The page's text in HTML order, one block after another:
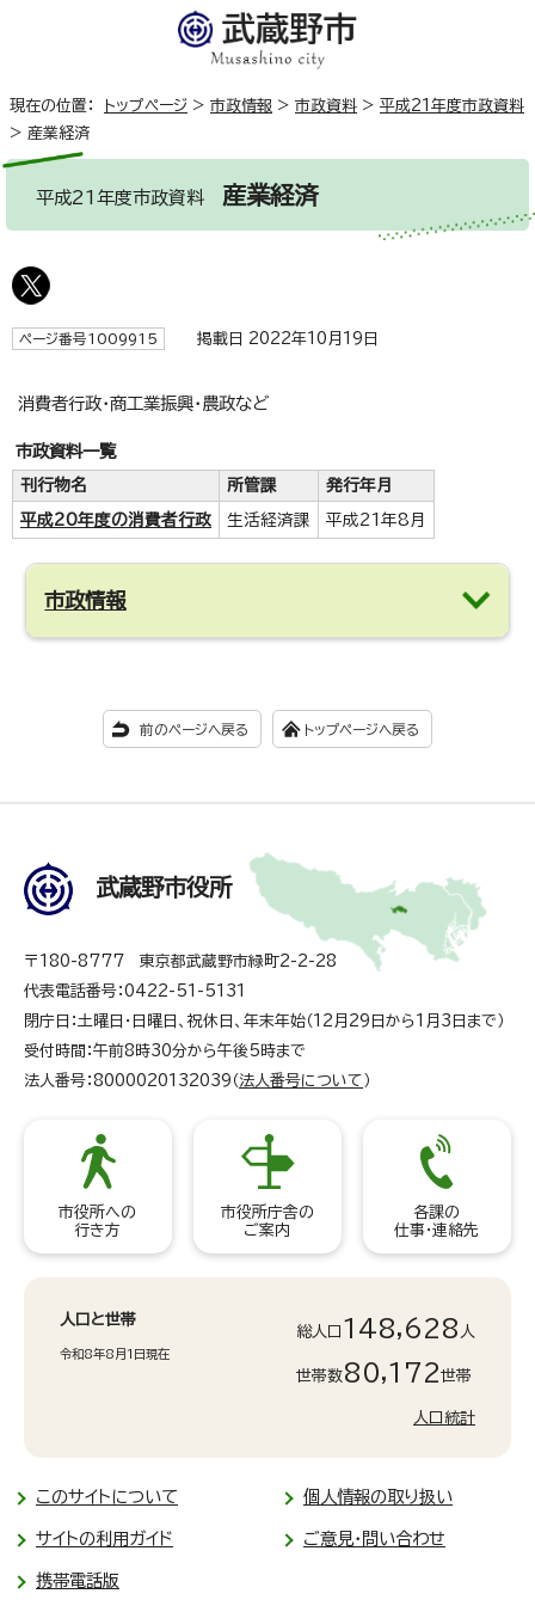
現在の位置： トップページ > 市政情報 > 市政資料 > 平成21年度市政資料
> 産業経済
平成21年度市政資料 産業経済
ページ番号1009915 掲載日 2022年10月19日
消費者行政・商工業振興・農政など
市政資料一覧
刊行物名 所管課 発行年月
平成20年度の消費者行政 生活経済課 平成21年8月
市政情報
前のページへ戻る トップページへ戻る
武蔵野市役所
〒180-8777 東京都武蔵野市緑町2-2-28
代表電話番号：0422-51-5131
閉庁日：土曜日・日曜日、祝休日、年末年始（12月29日から1月3日まで）
受付時間：午前8時30分から午後5時まで
法人番号：8000020132039（ 法人番号について ）
市役所への
行き方
市役所庁舎の
ご案内
各課の
仕事・連絡先
人口と世帯
令和8年8月1日現在
総人口 148,628 人
世帯数80,172世帯
人口統計
このサイトについて 個人情報の取り扱い
サイトの利用ガイド ご意見・問い合わせ
携帯電話版